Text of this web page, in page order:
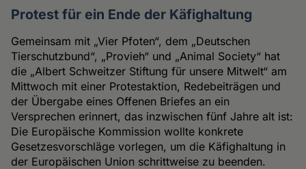
Protest für ein Ende der Käfighaltung
Gemeinsam mit „Vier Pfoten“, dem „Deutschen
Tierschutzbund“, „Provieh“ und „Animal Society“ hat
die „Albert Schweitzer Stiftung für unsere Mitwelt“ am
Mittwoch mit einer Protestaktion, Redebeiträgen und
der Übergabe eines Offenen Briefes an ein
Versprechen erinnert, das inzwischen fünf Jahre alt ist:
Die Europäische Kommission wollte konkrete
Gesetzesvorschläge vorlegen, um die Käfighaltung in
der Europäischen Union schrittweise zu beenden.